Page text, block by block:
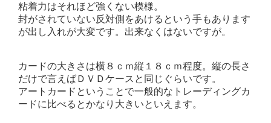
粘着力はそれほど強くない模様。
封がされていない反対側をあけるという手もあります
が出し入れが大変です。出来なくはないですが。
カードの大きさは横８ｃｍ縦１８ｃｍ程度。縦の長さ
だけで言えばＤＶＤケースと同じぐらいです。
アートカードということで一般的なトレーディングカ
ードに比べるとかなり大きいといえます。